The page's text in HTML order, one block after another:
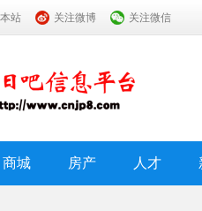
站 关注微博 关注微信
商城 房产 人才